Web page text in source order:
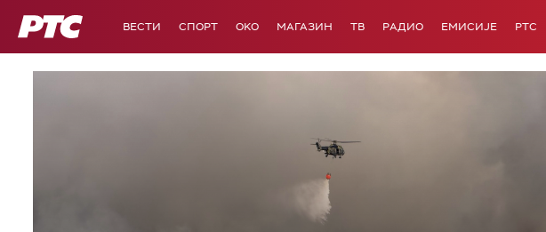
РТС ВЕСТИ СПОРТ OKO МАГАЗИН ТВ РАДИО ЕМИСИЈЕ РТС